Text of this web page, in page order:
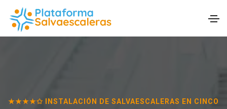
★★★★✩ INSTALACIÓN DE SALVAESCALERAS EN CINCO